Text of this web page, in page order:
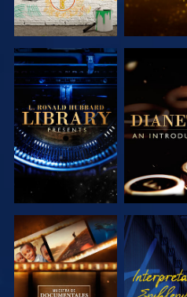
EXPLORA LAS
SERIES
EXPLORA LAS
SERIES
VE